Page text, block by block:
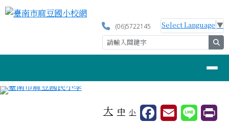
跳至主內容區
臺南市麻豆國小校網
(06)5722145 Select Language ▼
大 中 小